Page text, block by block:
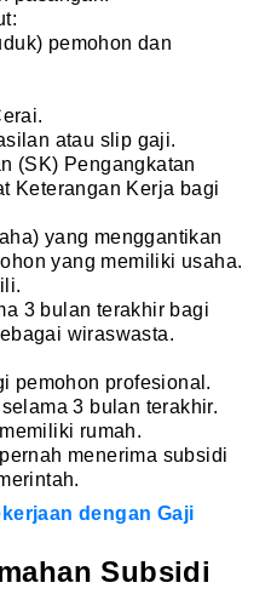
pemohon dan
atau slip gaji.
(SK) Pengangkatan
Keterangan Kerja bagi
yang menggantikan
yang memiliki usaha.
3 bulan terakhir bagi
wiraswasta.
pemohon profesional.
3 bulan terakhir.
rumah.
menerima subsidi
dengan Gaji
Subsidi